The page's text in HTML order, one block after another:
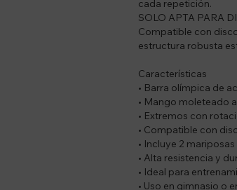
cada repetición.
SOLO APTA PARA
Compatible con
estructura robusta
Características
• Barra olímpica de
• Mango moleteado
• Extremos con
• Compatible con
• Incluye 2 mariposas
• Alta resistencia y
• Ideal para
• Uso en gimnasio o